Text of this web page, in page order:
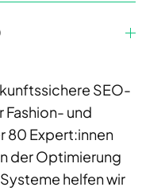
SEO-
Fashion- und
80 Expert:innen
der Optimierung
helfen wir